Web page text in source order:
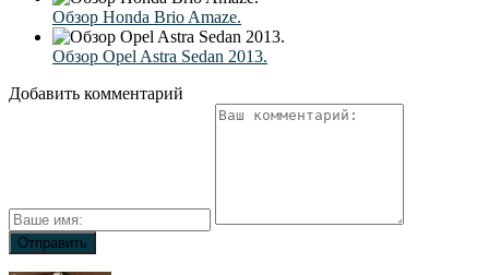
Обзор Honda Brio Amaze.
Обзор Opel Astra Sedan 2013.
Добавить комментарий